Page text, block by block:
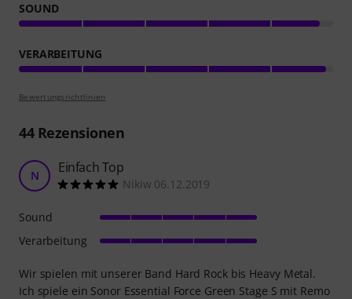
SOUND
VERARBEITUNG
Bewertungsrichtlinien
44Rezensionen
N Einfach Top
Nikiw 06.12.2019
Wir spielen mit unserer Band Hard Rock bis Heavy Metal.
Ich spiele ein Sonor Essential Force Green Stage S mit Remo
Sound
Verarbeitung